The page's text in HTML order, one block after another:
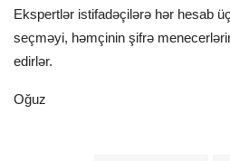
Ekspertlər istifadəçilərə hər hesab
seçməyi, həmçinin şifrə
edirlər.
Oğuz